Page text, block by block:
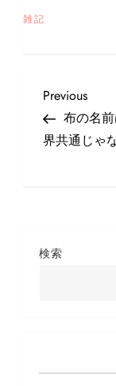
雑記
投
稿
ナ
ョ
Previous
Post
Previous
布の名
界共通じゃ
検索